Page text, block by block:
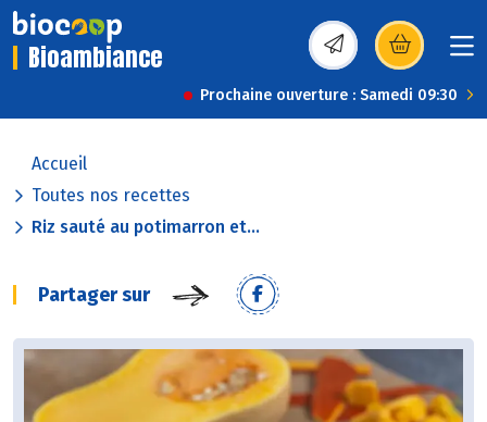
Bioambiance (s’ouvre dans une
Prochaine ouverture : Samedi 09:30
Accueil
Toutes nos recettes
Riz sauté au potimarron et...
Partager sur